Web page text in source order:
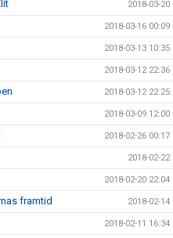
2018-03-20
2018-03-16 00:09
2018-03-13 10:35
2018-03-12 22:36
2018-03-12 22:25
2018-03-09 12:00
2018-02-26 00:17
2018-02-22
2018-02-20 22:04
framtid 2018-02-14
2018-02-11 16:34